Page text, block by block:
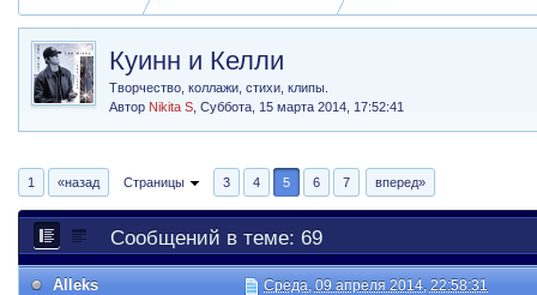
Куинн и Келли
Творчество, коллажи, стихи, клипы.
Автор Nikita S ,Суббота, 15 марта 2014, 17:52:41
1 «назад Страницы 3 4 5 6 7 вперед»
Сообщений в теме: 69
Alleks Среда, 09 апреля 2014, 22:58:31